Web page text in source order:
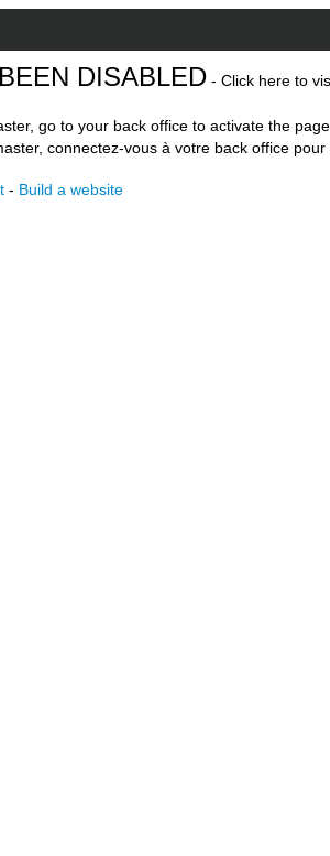
DISABLED - Click here to
go to your back office to activate the
connectez-vous à votre back office
- Build a website